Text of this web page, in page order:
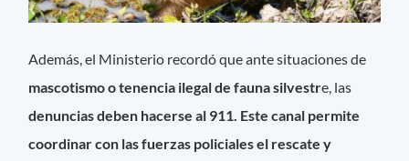
Además, el Ministerio recordó que ante situaciones de
mascotismo o tenencia ilegal de fauna silvestre, las
denuncias deben hacerse al 911. Este canal permite
coordinar con las fuerzas policiales el rescate y